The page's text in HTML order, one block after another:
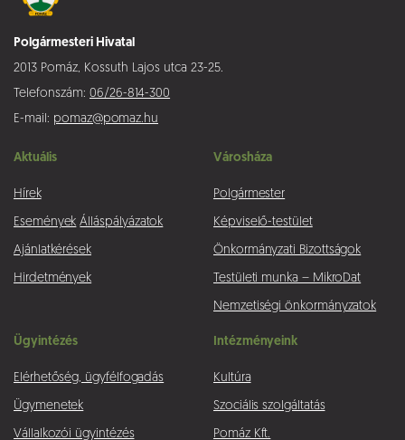
Polgármesteri Hivatal
2013 Pomáz, Kossuth Lajos utca 23-25.
Telefonszám: 06/26-814-300
E-mail: pomaz@pomaz.hu
Aktuális
Hírek
Események Álláspályázatok
Ajánlatkérések
Hirdetmények
Városháza
Polgármester
Képviselő-testület
Önkormányzati Bizottságok
Testületi munka – MikroDat
Nemzetiségi önkormányzatok
Ügyintézés
Elérhetőség, ügyfélfogadás
Ügymenetek
Vállalkozói ügyintézés
Intézményeink
Kultúra
Szociális szolgáltatás
Pomáz Kft.